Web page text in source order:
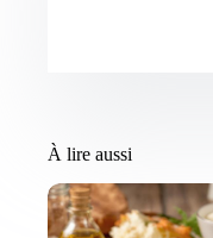
À lire aussi